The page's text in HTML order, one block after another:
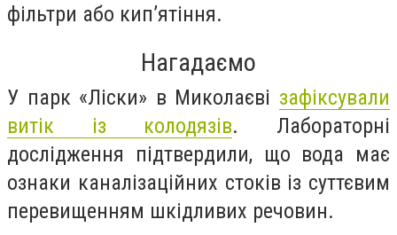
фільтри або кип’ятіння.
Нагадаємо
У парк «Ліски» в Миколаєві зафіксували
витік із колодязів. Лабораторні
дослідження підтвердили, що вода має
ознаки каналізаційних стоків із суттєвим
перевищенням шкідливих речовин.